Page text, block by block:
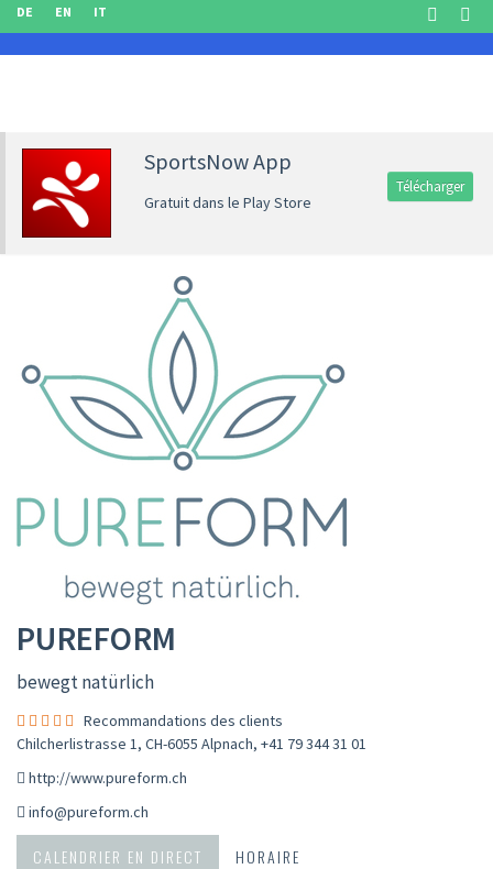
DE EN IT
SportsNow App
Gratuit dans le Play Store
Télécharger
PUREFORM
bewegt natürlich
Recommandations des clients
Chilcherlistrasse 1, CH-6055 Alpnach, +41 79 344 31 01
http://www.pureform.ch
info@pureform.ch
CALENDRIER EN DIRECT
HORAIRE